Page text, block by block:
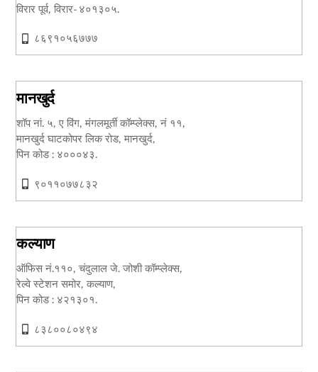
विरार पूर्व, विरार- ४०१३०५.
८६९१०५६७७७
मानखुर्द
शॉप नां. ५, ए विंग, मंगलमूर्ती कॉम्प्लेक्स, नं ११,
मानखुर्द घाटकोपर लिक रोड, मानखुर्द,
पिन कोड : ४०००४३.
९०११०७७८३२
कल्याण
ऑफिस नं.११०, चंदुलाल जे. जोशी कॉम्प्लेक्स,
रेल्वे स्टेशन समोर, कल्याण,
पिन कोड : ४२१३०१.
८३८००८०४९४